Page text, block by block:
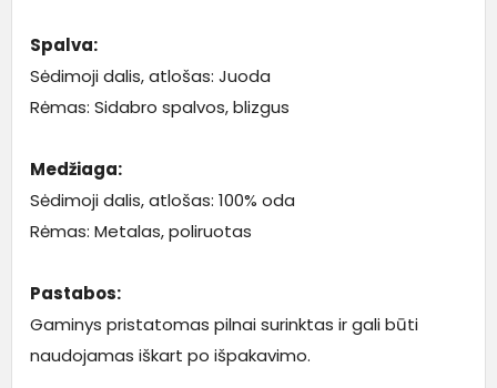
Spalva:
Sėdimoji dalis, atlošas: Juoda
Rėmas: Sidabro spalvos, blizgus
Medžiaga:
Sėdimoji dalis, atlošas: 100% oda
Rėmas: Metalas, poliruotas
Pastabos:
Gaminys pristatomas pilnai surinktas ir gali būti
naudojamas iškart po išpakavimo.